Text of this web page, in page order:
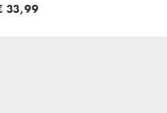
33,99